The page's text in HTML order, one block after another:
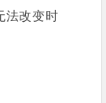
法改变时